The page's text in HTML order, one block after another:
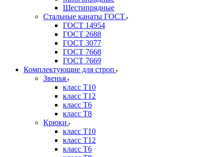
Шестипрядные
Стальные канаты ГОСТ
ГОСТ 14954
ГОСТ 2688
ГОСТ 3077
ГОСТ 7668
ГОСТ 7669
Комплектующие для строп
Звенья
класс Т10
класс Т12
класс Т6
класс Т8
Крюки
класс Т10
класс Т12
класс Т6